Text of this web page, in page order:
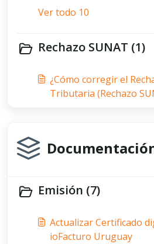
Ver todo 10
Rechazo SUNAT (1)
¿Cómo corregir el
Tributaria (Rechazo
Emisión (7)
Actualizar Certificado
ioFacturo Uruguay